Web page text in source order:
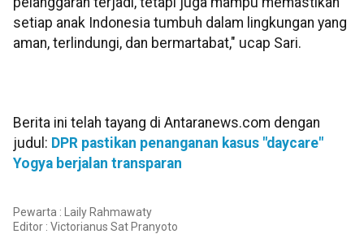
setiap anak Indonesia tumbuh dalam lingkungan yang
aman, terlindungi, dan bermartabat," ucap Sari.
Berita ini telah tayang di Antaranews.com dengan
judul: DPR pastikan penanganan kasus "daycare"
Yogya berjalan transparan
Pewarta : Laily Rahmawaty
Editor : Victorianus Sat Pranyoto